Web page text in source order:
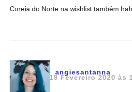
Coreia do Norte na wishlist também
angiesantanna
19 Fevereiro 2020 às